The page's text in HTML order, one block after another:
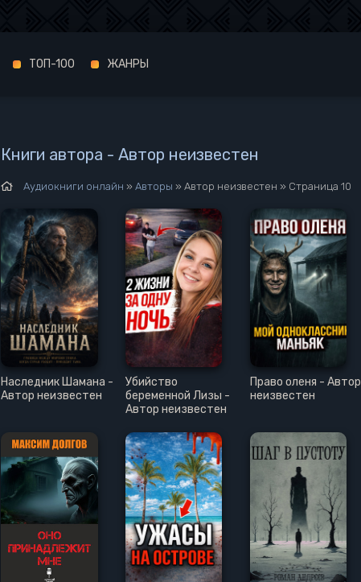
Книги автора - Автор неизвестен
Аудиокниги онлайн » Авторы » Автор неизвестен » Страница 10
Наследник Шамана -
Автор неизвестен
Убийство
беременной Лизы -
Автор неизвестен
Право оленя - Автор
неизвестен
ТОП-100 ЖАНРЫ